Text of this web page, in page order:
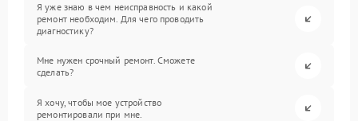
Я уже знаю в чем неисправность и какой
ремонт необходим. Для чего проводить
диагностику?
Мне нужен срочный ремонт. Сможете
сделать?
Я хочу, чтобы мое устройство
ремонтировали при мне.